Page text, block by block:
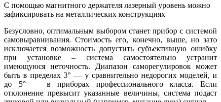
С помощью магнитного держателя лазерный уровень можно
зафиксировать на металлических конструкциях
Безусловно, оптимальным выбором станет прибор с системой
самовыравнивания. Стоимость его, конечно, выше, но зато
исключается возможность допустить субъективную ошибку
при установке – система самостоятельно устранит
имеющуюся неточность. Диапазон саморегулировок может
быть в пределах 3° — у сравнительно недорогих моделей, и
до 5° — в приборах профессионального класса. Если
отклонение превысит указанные величины, система подаст